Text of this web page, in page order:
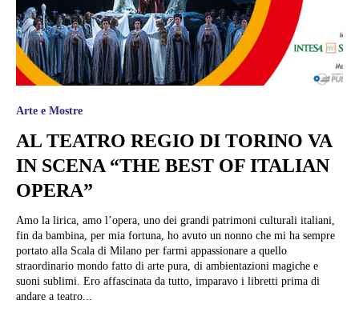
Arte e Mostre
AL TEATRO REGIO DI TORINO VA
IN SCENA “THE BEST OF ITALIAN
OPERA”
Amo la lirica, amo l’opera, uno dei grandi patrimoni culturali italiani,
fin da bambina, per mia fortuna, ho avuto un nonno che mi ha sempre
portato alla Scala di Milano per farmi appassionare a quello
straordinario mondo fatto di arte pura, di ambientazioni magiche e
suoni sublimi. Ero affascinata da tutto, imparavo i libretti prima di
andare a teatro...